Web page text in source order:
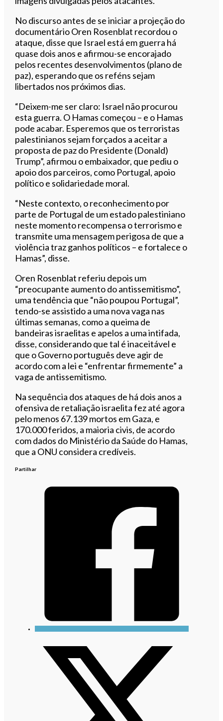
No discurso antes de se iniciar a projeção do
documentário Oren Rosenblat recordou o
ataque, disse que Israel está em guerra há
quase dois anos e afirmou-se encorajado
pelos recentes desenvolvimentos (plano de
paz), esperando que os reféns sejam
libertados nos próximos dias.
“Deixem-me ser claro: Israel não procurou
esta guerra. O Hamas começou – e o Hamas
pode acabar. Esperemos que os terroristas
palestinianos sejam forçados a aceitar a
proposta de paz do Presidente (Donald)
Trump”, afirmou o embaixador, que pediu o
apoio dos parceiros, como Portugal, apoio
político e solidariedade moral.
“Neste contexto, o reconhecimento por
parte de Portugal de um estado palestiniano
neste momento recompensa o terrorismo e
transmite uma mensagem perigosa de que a
violência traz ganhos políticos – e fortalece o
Hamas”, disse.
Oren Rosenblat referiu depois um
“preocupante aumento do antissemitismo”,
uma tendência que “não poupou Portugal”,
tendo-se assistido a uma nova vaga nas
últimas semanas, como a queima de
bandeiras israelitas e apelos a uma intifada,
disse, considerando que tal é inaceitável e
que o Governo português deve agir de
acordo com a lei e “enfrentar firmemente” a
vaga de antissemitismo.
Na sequência dos ataques de há dois anos a
ofensiva de retaliação israelita fez até agora
pelo menos 67.139 mortos em Gaza, e
170.000 feridos, a maioria civis, de acordo
com dados do Ministério da Saúde do Hamas,
que a ONU considera credíveis.
Partilhar